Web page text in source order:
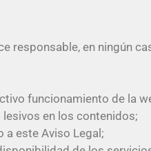
responsable, en ningún
funcionamiento de la
en los contenidos;
a este Aviso Legal;